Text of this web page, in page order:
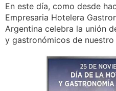
En este día, como desde
Empresaria Hotelera
Argentina celebra la unión
y gastronómicos de nuestro